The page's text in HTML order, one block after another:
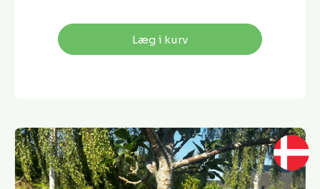
Læg i kurv